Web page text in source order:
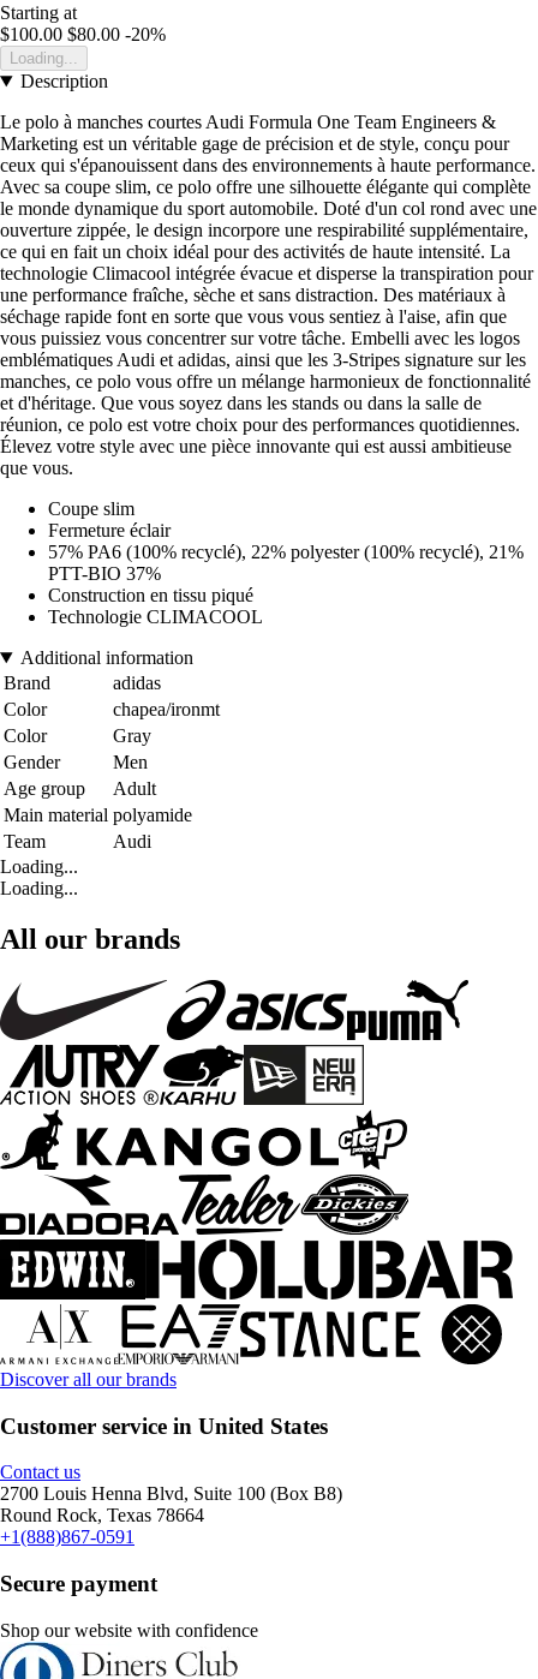
Starting at
$100.00 $80.00 -20%
Loading...
Description
Le polo à manches courtes Audi Formula One Team Engineers &
Marketing est un véritable gage de précision et de style, conçu pour
ceux qui s'épanouissent dans des environnements à haute performance.
Avec sa coupe slim, ce polo offre une silhouette élégante qui complète
le monde dynamique du sport automobile. Doté d'un col rond avec une
ouverture zippée, le design incorpore une respirabilité supplémentaire,
ce qui en fait un choix idéal pour des activités de haute intensité. La
technologie Climacool intégrée évacue et disperse la transpiration pour
une performance fraîche, sèche et sans distraction. Des matériaux à
séchage rapide font en sorte que vous vous sentiez à l'aise, afin que
vous puissiez vous concentrer sur votre tâche. Embelli avec les logos
emblématiques Audi et adidas, ainsi que les 3-Stripes signature sur les
manches, ce polo vous offre un mélange harmonieux de fonctionnalité
et d'héritage. Que vous soyez dans les stands ou dans la salle de
réunion, ce polo est votre choix pour des performances quotidiennes.
Élevez votre style avec une pièce innovante qui est aussi ambitieuse
que vous.
Coupe slim
Fermeture éclair
57% PA6 (100% recyclé), 22% polyester (100% recyclé), 21%
PTT-BIO 37%
Construction en tissu piqué
Technologie CLIMACOOL
Additional information
Brand
adidas
Color
chapea/ironmt
Color
Gray
Gender
Men
Age group
Adult
Main material polyamide
Team
Audi
Loading...
Loading...
All our brands
Discover all our brands
Customer service in United States
Contact us
2700 Louis Henna Blvd, Suite 100 (Box B8)
Round Rock, Texas 78664
+1(888)867-0591
Secure payment
Shop our website with confidence